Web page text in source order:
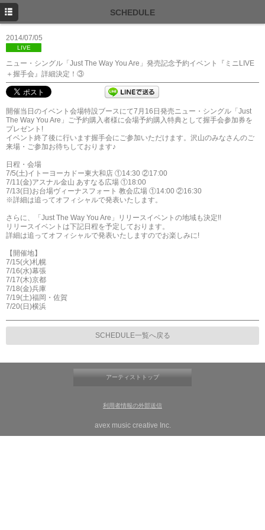
SCHEDULE
2014/07/05
LIVE
ニュー・シングル「Just The Way You Are」発売記念予約イベント『ミニLIVE
＋握手会』詳細決定！③
開催当日のイベント会場特設ブースにて7月16日発売ニュー・シングル「Just
The Way You Are」ご予約購入者様に会場予約購入特典として握手会参加券を
プレゼント!
イベント終了後に行います握手会にご参加いただけます。沢山のみなさんのご
来場・ご参加お待ちしております♪
日程・会場
7/5(土)イトーヨーカドー東大和店 ①14:30 ②17:00
7/11(金)アスナル金山 あすなる広場 ①18:00
7/13(日)お台場ヴィーナスフォート 教会広場 ①14:00 ②16:30
※詳細は追ってオフィシャルで発表いたします。
さらに、「Just The Way You Are」リリースイベントの地域も決定!!
リリースイベントは下記日程を予定しております。
詳細は追ってオフィシャルで発表いたしますのでお楽しみに!
【開催地】
7/15(火)札幌
7/16(水)幕張
7/17(木)京都
7/18(金)兵庫
7/19(土)福岡・佐賀
7/20(日)横浜
SCHEDULE一覧へ戻る
アーティストトップ
利用者情報の外部送信
avex music creative Inc.
NEWS
PROFILE
FANCLUB